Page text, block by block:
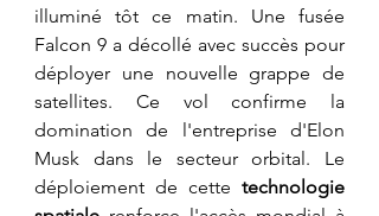
illuminé tôt ce matin. Une fusée
Falcon 9 a décollé avec succès pour
déployer une nouvelle grappe de
satellites. Ce vol confirme la
domination de l'entreprise d'Elon
Musk dans le secteur orbital. Le
déploiement de cette technologie